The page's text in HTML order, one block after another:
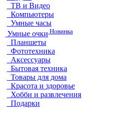
ТВ и Видео
Компьютеры
Умные часы
Умные очки Новинка
Планшеты
Фототехника
Аксессуары
Бытовая техника
Товары для дома
Красота и здоровье
Хобби и развлечения
Подарки